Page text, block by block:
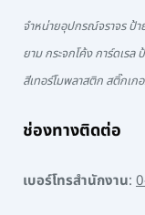
จำหน่ายอุปกรณ์จราจร ป้า
ยาม กระจกโค้ง การ์ดเรล
สีเทอร์โมพลาสติก สติ๊กเ
ช่องทางติดต่อ
เบอร์โทรสำนักงาน: